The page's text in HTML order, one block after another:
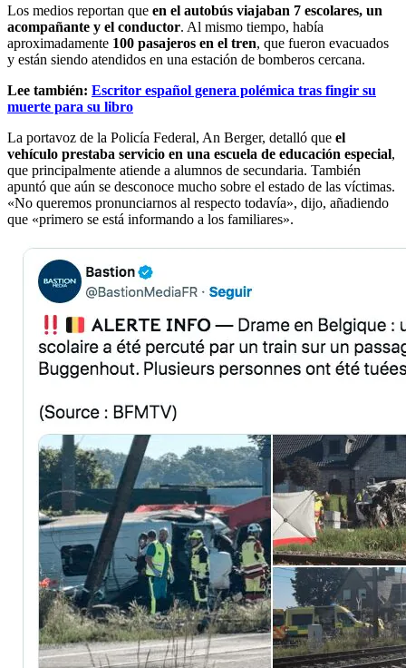
Los medios reportan que en el autobús viajaban 7 escolares, un
acompañante y el conductor. Al mismo tiempo, había
aproximadamente 100 pasajeros en el tren, que fueron evacuados
y están siendo atendidos en una estación de bomberos cercana.
Lee también: Escritor español genera polémica tras fingir su
muerte para su libro
La portavoz de la Policía Federal, An Berger, detalló que el
vehículo prestaba servicio en una escuela de educación especial,
que principalmente atiende a alumnos de secundaria. También
apuntó que aún se desconoce mucho sobre el estado de las víctimas.
«No queremos pronunciarnos al respecto todavía», dijo, añadiendo
que «primero se está informando a los familiares».